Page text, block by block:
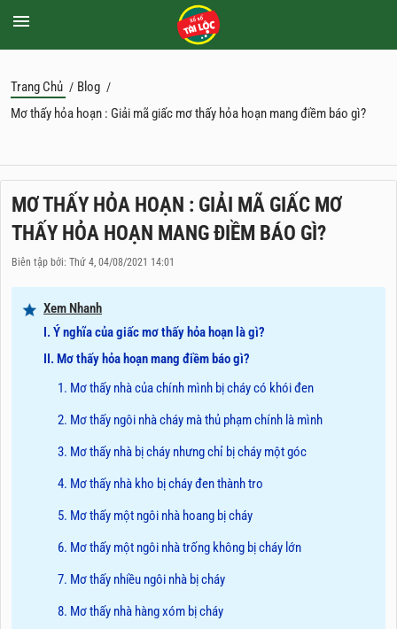
Trang Chủ / Blog /
Mơ thấy hỏa hoạn : Giải mã giấc mơ thấy hỏa hoạn mang điềm báo gì?
MƠ THẤY HỎA HOẠN : GIẢI MÃ GIẤC MƠ
THẤY HỎA HOẠN MANG ĐIỀM BÁO GÌ?
Biên tập bởi: Thứ 4, 04/08/2021 14:01
Xem Nhanh
I. Ý nghĩa của giấc mơ thấy hỏa hoạn là gì?
II. Mơ thấy hỏa hoạn mang điềm báo gì?
1. Mơ thấy nhà của chính mình bị cháy có khói đen
2. Mơ thấy ngôi nhà cháy mà thủ phạm chính là mình
3. Mơ thấy nhà bị cháy nhưng chỉ bị cháy một góc
4. Mơ thấy nhà kho bị cháy đen thành tro
5. Mơ thấy một ngôi nhà hoang bị cháy
6. Mơ thấy một ngôi nhà trống không bị cháy lớn
7. Mơ thấy nhiều ngôi nhà bị cháy
8. Mơ thấy nhà hàng xóm bị cháy